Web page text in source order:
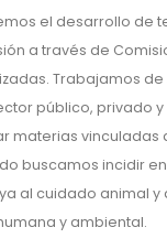
el desarrollo de
a través de
Trabajamos
público, privado
materias vinculadas
buscamos incidir
al cuidado animal y
y ambiental.